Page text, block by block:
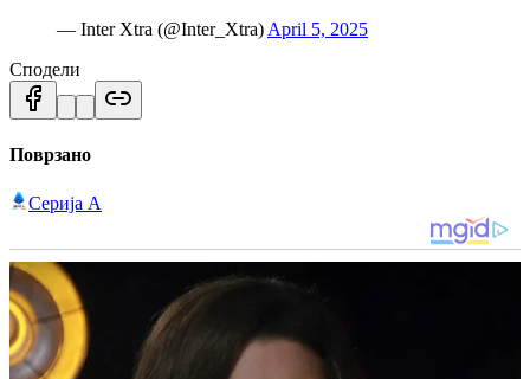
— Inter Xtra (@Inter_Xtra) April 5, 2025
Сподели
Поврзано
Серија А